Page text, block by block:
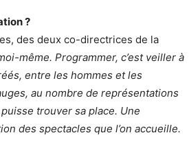
?
des deux co-directrices de la
même. Programmer, c’est veiller à
entre les hommes et les
au nombre de représentations
trouver sa place. Une
des spectacles que l’on accueille.